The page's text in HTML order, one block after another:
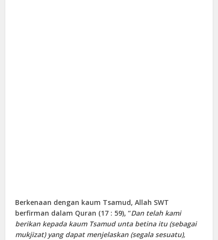
Berkenaan dengan kaum Tsamud, Allah SWT
berfirman dalam Quran (17 : 59), “Dan telah kami
berikan kepada kaum Tsamud unta betina itu (sebagai
mukjizat) yang dapat menjelaskan (segala sesuatu),